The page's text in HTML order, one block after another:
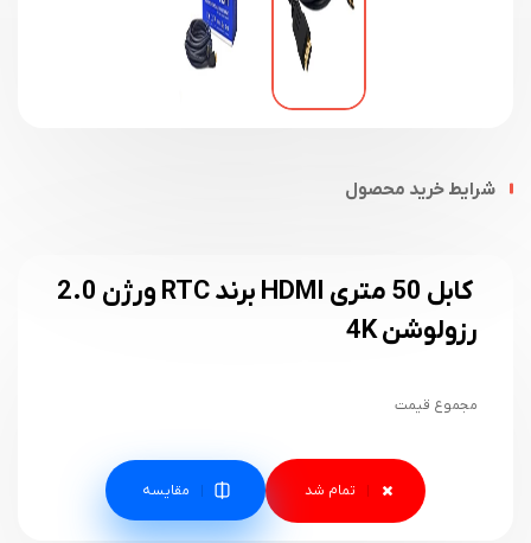
شرایط خرید محصول
کابل 50 متری HDMI برند RTC ورژن 2.0
رزولوشن 4K
مجموع قیمت
مقایسه